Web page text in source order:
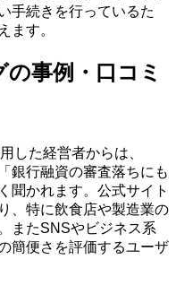
手続きを行っているた
ます。
事例・口コミ
した経営者からは、
銀行融資の審査落ちにも
聞かれます。公式サイト
、特に飲食店や製造業の
またSNSやビジネス系
簡便さを評価するユーザ